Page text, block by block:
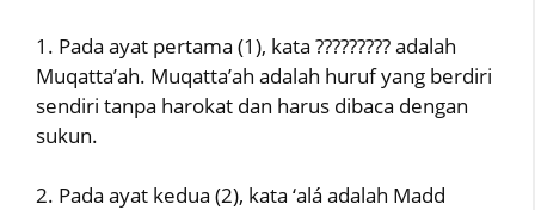
1. Pada ayat pertama (1), kata ????????? adalah
Muqatta’ah. Muqatta’ah adalah huruf yang berdiri
sendiri tanpa harokat dan harus dibaca dengan
sukun.
2. Pada ayat kedua (2), kata ‘alá adalah Madd